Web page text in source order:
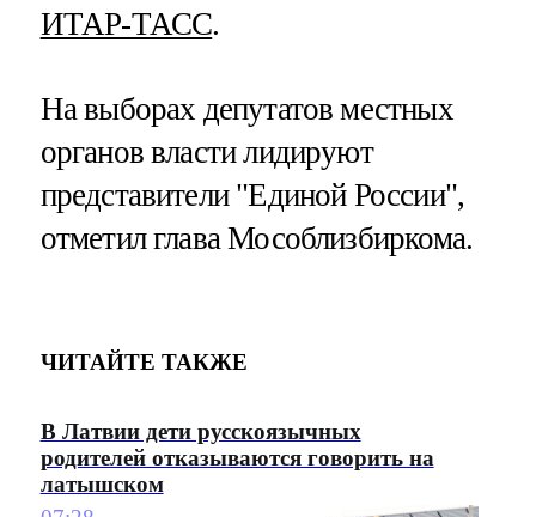
ИТАР-ТАСС.
На выборах депутатов местных
органов власти лидируют
представители "Единой России",
отметил глава Мособлизбиркома.
ЧИТАЙТЕ ТАКЖЕ
В Латвии дети русскоязычных
родителей отказываются говорить на
латышском